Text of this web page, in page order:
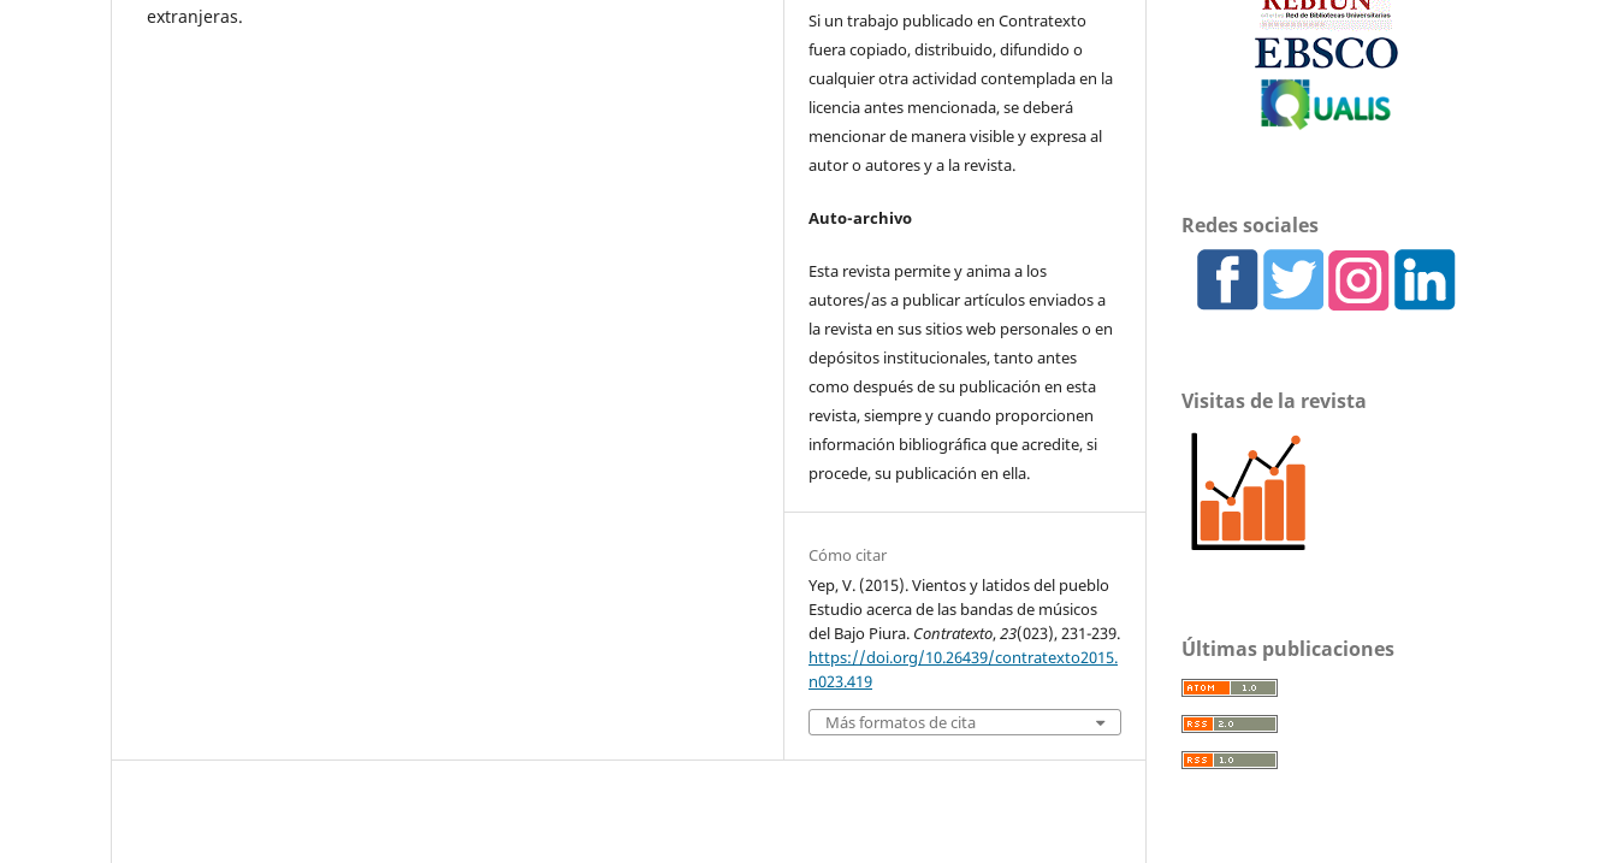
extranjeras.
Si un trabajo publicado en Contratexto
fuera copiado, distribuido, difundido o
cualquier otra actividad contemplada en la
licencia antes mencionada, se deberá
mencionar de manera visible y expresa al
autor o autores y a la revista.
Auto-archivo
Esta revista permite y anima a los
autores/as a publicar artículos enviados a
la revista en sus sitios web personales o en
depósitos institucionales, tanto antes
como después de su publicación en esta
revista, siempre y cuando proporcionen
información bibliográfica que acredite, si
procede, su publicación en ella.
Cómo citar
Yep, V. (2015). Vientos y latidos del pueblo
Estudio acerca de las bandas de músicos
del Bajo Piura. Contratexto,23(023), 231-239.
https://doi.org/10.26439/contratexto2015.
n023.419
Más formatos de cita
Redes sociales
Visitas de la revista
Últimas publicaciones